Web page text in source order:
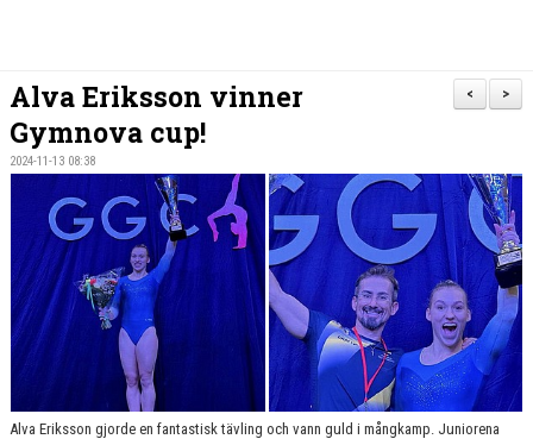
OM FÖRENINGEN
STG-HALLEN
VÄRDEGRUND
FÖRENINGSPRODUKTER
KONTAKT
MÄRKESTAGNING
>
<
Alva Eriksson vinner
Gymnova cup!
2024-11-13 08:38
Alva Eriksson gjorde en fantastisk tävling och vann guld i mångkamp. Juniorena